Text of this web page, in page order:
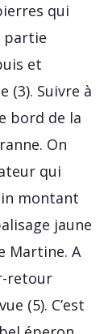
qui
partie
et
(3). Suivre à
bord de la
On
qui
montant
jaune
Martine. A
retour
(5). C’est